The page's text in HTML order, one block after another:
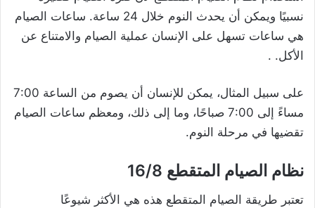
نسبيًا ويمكن أن يحدث النوم خلال 24 ساعة. ساعات الصيام
هي ساعات تسهل على الإنسان عملية الصيام والامتناع عن
الأكل. .
على سبيل المثال، يمكن للإنسان أن يصوم من الساعة 7:00
مساءً إلى 7:00 صباحًا، وما إلى ذلك، ومعظم ساعات الصيام
تقضيها في مرحلة النوم.
نظام الصيام المتقطع 16/8
تعتبر طريقة الصيام المتقطع هذه هي الأكثر شيوعًا